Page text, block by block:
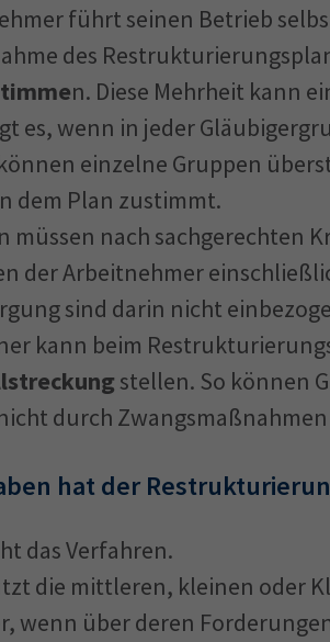
führt seinen Betrieb
des
n. Diese Mehrheit kann
es, wenn in jeder
einzelne Gruppen
dem Plan zustimmt.
müssen nach sachgerechten
der Arbeitnehmer
sind darin nicht
kann beim
stellen. So können
durch
hat der
das Verfahren.
die mittleren, kleinen oder
wenn über deren